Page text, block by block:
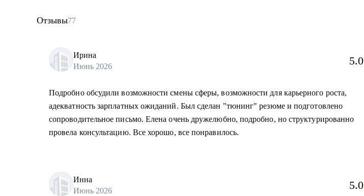
Отзывы77
Ирина
Июнь 2026
5.0
Подробно обсудили возможности смены сферы, возможности для карьерного роста,
адекватность зарплатных ожиданий. Был сделан "тюнинг" резюме и подготовлено
сопроводительное письмо. Елена очень дружелюбно, подробно, но структурированно
провела консультацию. Все хорошо, все понравилось.
Инна
Июнь 2026
5.0